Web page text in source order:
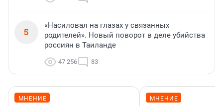
5
«Насиловал на глазах у связанных
родителей». Новый поворот в деле убийства
россиян в Таиланде
47 256 83
МНЕНИЕ МНЕНИЕ